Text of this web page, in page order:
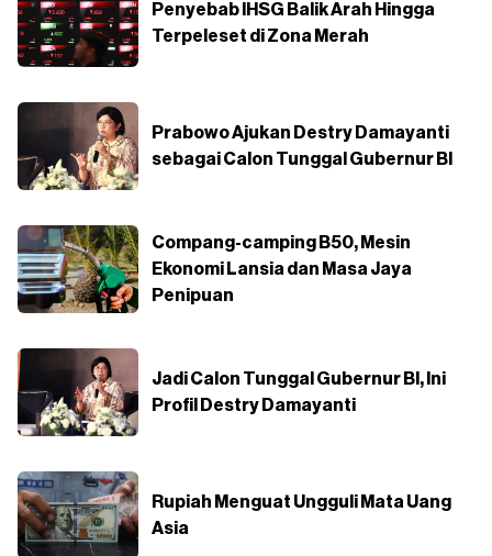
Penyebab IHSG Balik Arah Hingga
Terpeleset di Zona Merah
Prabowo Ajukan Destry Damayanti
sebagai Calon Tunggal Gubernur BI
Compang-camping B50, Mesin
Ekonomi Lansia dan Masa Jaya
Penipuan
Jadi Calon Tunggal Gubernur BI, Ini
Profil Destry Damayanti
Rupiah Menguat Ungguli Mata Uang
Asia